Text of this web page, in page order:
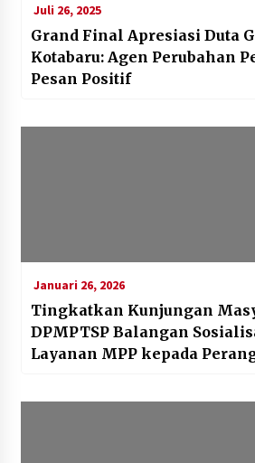
Juli 26, 2025
Grand Final Apresiasi Duta
Kotabaru: Agen Perubahan
Pesan Positif
Januari 26, 2026
Tingkatkan Kunjungan
DPMPTSP Balangan
Layanan MPP kepada